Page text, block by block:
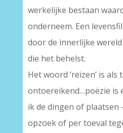
werkelijke bestaan
onderneem. Een
door de innerlijke
die het behelst.
Het woord ‘reizen’ is
ontoereikend…poëzie is
ik de dingen of plaatsen
opzoek of per toeval